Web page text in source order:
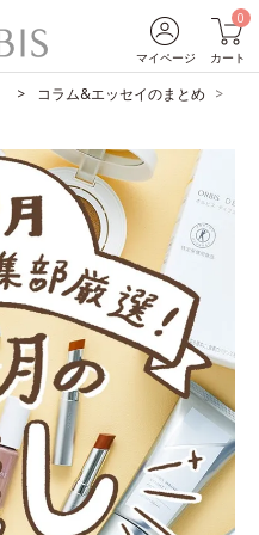
マイページ
0
カート
コラム&エッセイのまとめ